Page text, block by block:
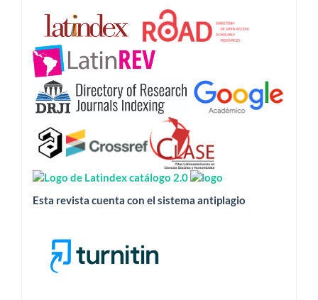
Esta
revista
está
indizada
en:
Esta revista cuenta con el sistema antiplagio